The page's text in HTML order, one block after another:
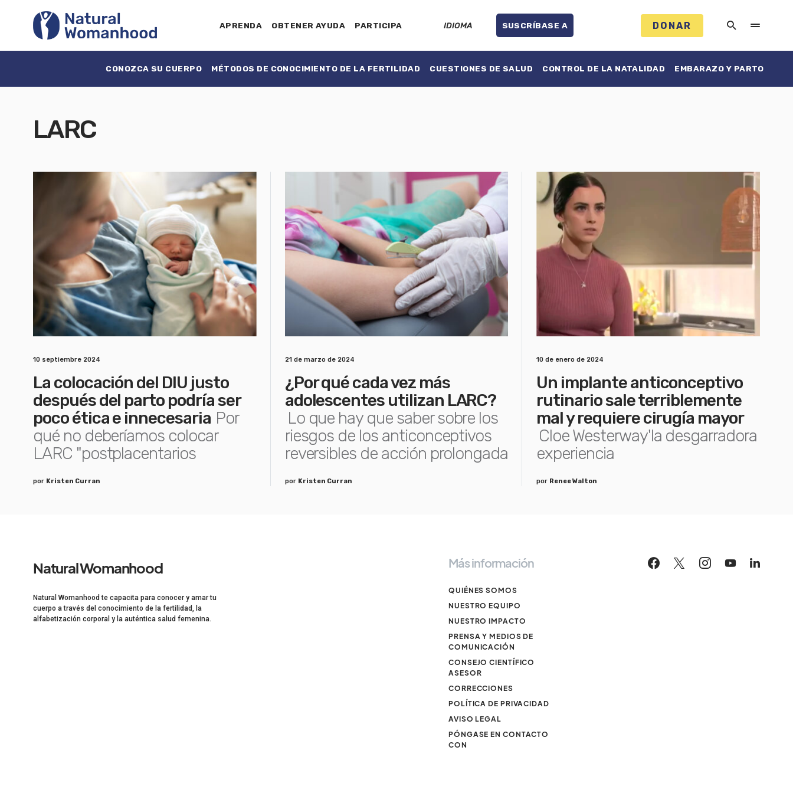
APRENDA OBTENER AYUDA PARTICIPA IDIOMA SUSCRÍBASE A DONAR
CONOZCA SU CUERPO MÉTODOS DE CONOCIMIENTO DE LA FERTILIDAD CUESTIONES DE SALUD CONTROL DE LA NATALIDAD EMBARAZO Y PARTO
LARC
10 septiembre 2024
La colocación del DIU justo
después del parto podría ser
poco ética e innecesaria Por
qué no deberíamos colocar
LARC "postplacentarios
por Kristen Curran
21 de marzo de 2024
¿Por qué cada vez más
adolescentes utilizan LARC?
Lo que hay que saber sobre los
riesgos de los anticonceptivos
reversibles de acción prolongada
por Kristen Curran
10 de enero de 2024
Un implante anticonceptivo
rutinario sale terriblemente
mal y requiere cirugía mayor
Cloe Westerway'la desgarradora
experiencia
por Renee Walton
Natural Womanhood
Natural Womanhood te capacita para conocer y amar tu
cuerpo a través del conocimiento de la fertilidad, la
alfabetización corporal y la auténtica salud femenina.
Más información
QUIÉNES SOMOS
NUESTRO EQUIPO
NUESTRO IMPACTO
PRENSA Y MEDIOS DE
COMUNICACIÓN
CONSEJO CIENTÍFICO
ASESOR
CORRECCIONES
POLÍTICA DE PRIVACIDAD
AVISO LEGAL
PÓNGASE EN CONTACTO
CON